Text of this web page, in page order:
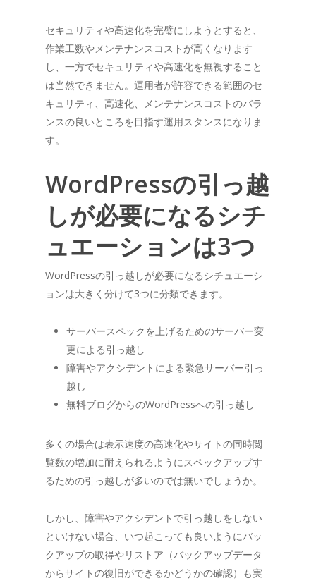
セキュリティや高速化を完璧にしようとすると、
作業工数やメンテナンスコストが高くなります
し、一方でセキュリティや高速化を無視すること
は当然できません。運用者が許容できる範囲のセ
キュリティ、高速化、メンテナンスコストのバラ
ンスの良いところを目指す運用スタンスになりま
す。
WordPressの引っ越
しが必要になるシチ
ュエーションは3つ
WordPressの引っ越しが必要になるシチュエーシ
ョンは大きく分けて3つに分類できます。
サーバースペックを上げるためのサーバー変
更による引っ越し
障害やアクシデントによる緊急サーバー引っ
越し
無料ブログからのWordPressへの引っ越し
多くの場合は表示速度の高速化やサイトの同時閲
覧数の増加に耐えられるようにスペックアップす
るための引っ越しが多いのでは無いでしょうか。
しかし、障害やアクシデントで引っ越しをしない
といけない場合、いつ起こっても良いようにバッ
クアップの取得やリストア（バックアップデータ
からサイトの復旧ができるかどうかの確認）も実